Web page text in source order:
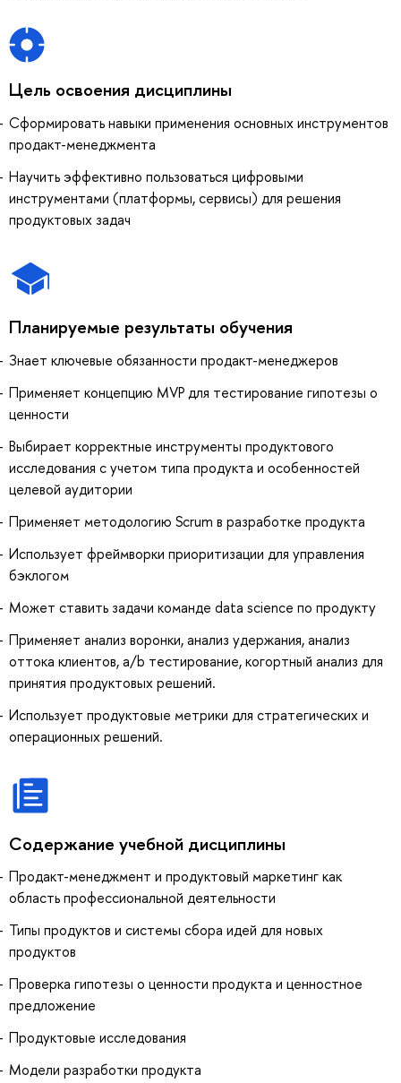
Цель освоения дисциплины
Сформировать навыки применения основных инструментов
продакт-менеджмента
Научить эффективно пользоваться цифровыми
инструментами (платформы, сервисы) для решения
продуктовых задач
Планируемые результаты обучения
Знает ключевые обязанности продакт-менеджеров
Применяет концепцию MVP для тестирование гипотезы о
ценности
Выбирает корректные инструменты продуктового
исследования с учетом типа продукта и особенностей
целевой аудитории
Применяет методологию Scrum в разработке продукта
Использует фреймворки приоритизации для управления
бэклогом
Может ставить задачи команде data science по продукту
Применяет анализ воронки, анализ удержания, анализ
оттока клиентов, a/b тестирование, когортный анализ для
принятия продуктовых решений.
Использует продуктовые метрики для стратегических и
операционных решений.
Содержание учебной дисциплины
Продакт-менеджмент и продуктовый маркетинг как
область профессиональной деятельности
Типы продуктов и системы сбора идей для новых
продуктов
Проверка гипотезы о ценности продукта и ценностное
предложение
Продуктовые исследования
Модели разработки продукта